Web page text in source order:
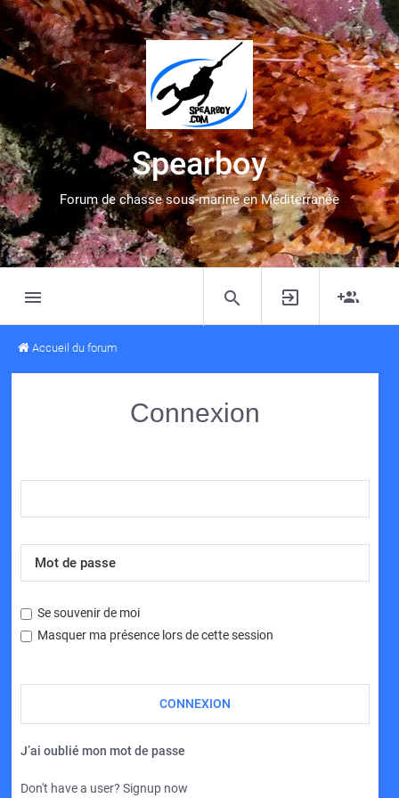
Spearboy
Forum de chasse sous-marine en Méditerranée
Accueil du forum
Connexion
Se souvenir de moi
Masquer ma présence lors de cette session
J’ai oublié mon mot de passe
Don't have a user? Signup now